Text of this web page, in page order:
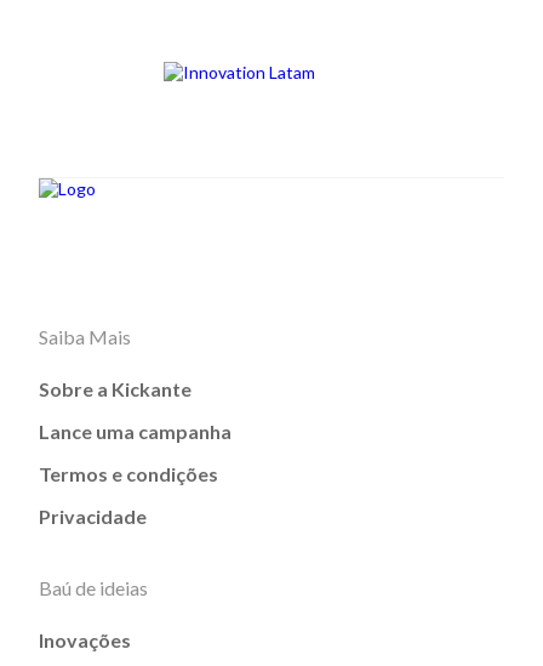
Saiba Mais
Sobre a Kickante
Lance uma campanha
Termos e condições
Privacidade
Baú de ideias
Inovações